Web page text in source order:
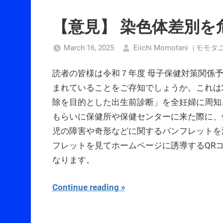
【意見】 染色体差別
March 16, 2025 Eiichi Momotani（モモ
読者の皆様は令和７年度 母子保健対策関係
まれていることをご存知でしょうか。これ
除を目的とした出生前診断」を全妊婦に周
もらいに保健所や保健センターに来た際に
児の障害や奇形などに関するパンフレット
フレットを見てホームページに誘導するQR
なります。
Continue reading